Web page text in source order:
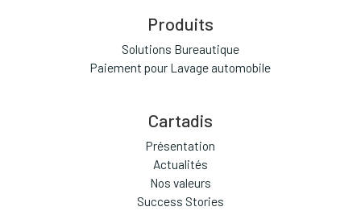
Produits
Solutions Bureautique
Paiement pour Lavage automobile
Cartadis
Présentation
Actualités
Nos valeurs
Success Stories